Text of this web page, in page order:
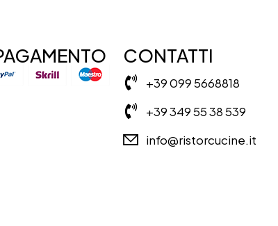
CONTATTI
+39 099 5668818
+39 349 55 38 539
info@ristorcucine.it